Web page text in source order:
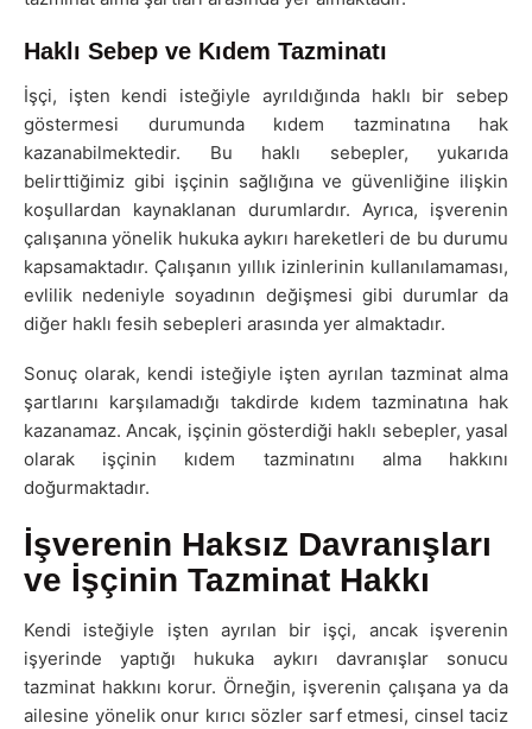
Haklı Sebep ve Kıdem Tazminatı
İşçi, işten kendi isteğiyle ayrıldığında haklı bir sebep
göstermesi durumunda kıdem tazminatına hak
kazanabilmektedir. Bu haklı sebepler, yukarıda
belirttiğimiz gibi işçinin sağlığına ve güvenliğine ilişkin
koşullardan kaynaklanan durumlardır. Ayrıca, işverenin
çalışanına yönelik hukuka aykırı hareketleri de bu durumu
kapsamaktadır. Çalışanın yıllık izinlerinin kullanılamaması,
evlilik nedeniyle soyadının değişmesi gibi durumlar da
diğer haklı fesih sebepleri arasında yer almaktadır.
Sonuç olarak, kendi isteğiyle işten ayrılan tazminat alma
şartlarını karşılamadığı takdirde kıdem tazminatına hak
kazanamaz. Ancak, işçinin gösterdiği haklı sebepler, yasal
olarak işçinin kıdem tazminatını alma hakkını
doğurmaktadır.
İşverenin Haksız Davranışları
ve İşçinin Tazminat Hakkı
Kendi isteğiyle işten ayrılan bir işçi, ancak işverenin
işyerinde yaptığı hukuka aykırı davranışlar sonucu
tazminat hakkını korur. Örneğin, işverenin çalışana ya da
ailesine yönelik onur kırıcı sözler sarf etmesi, cinsel taciz